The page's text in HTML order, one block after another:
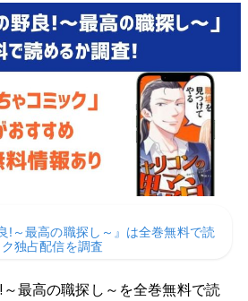
!～最高の職探し～』は全巻無料で読
独占配信を調査
～最高の職探し～を全巻無料で読